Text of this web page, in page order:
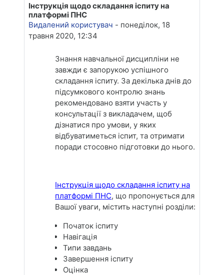
Інструкція щодо складання іспиту на
платформі ПНС
Видалений користувач - понеділок, 18
травня 2020, 12:34
Кількість відповідей: 0
Знання навчальної дисципліни не
завжди є запорукою успішного
складання іспиту. За декілька днів до
підсумкового контролю знань
рекомендовано взяти участь у
консультації з викладачем, щоб
дізнатися про умови, у яких
відбуватиметься іспит, та отримати
поради стосовно підготовки до нього.
Інструкція щодо складання іспиту на
платформі ПНС, що пропонується для
Вашої уваги, містить наступні розділи:
Початок іспиту
Навігація
Типи завдань
Завершення іспиту
Оцінка